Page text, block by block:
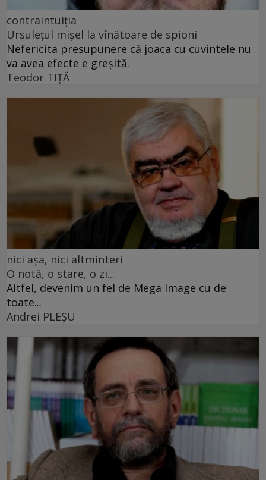
contraintuiția
Ursulețul mișel la vînătoare de spioni
Nefericita presupunere că joaca cu cuvintele nu
va avea efecte e greșită.
Teodor TIŢĂ
nici așa, nici altminteri
O notă, o stare, o zi...
Altfel, devenim un fel de Mega Image cu de
toate...
Andrei PLEŞU